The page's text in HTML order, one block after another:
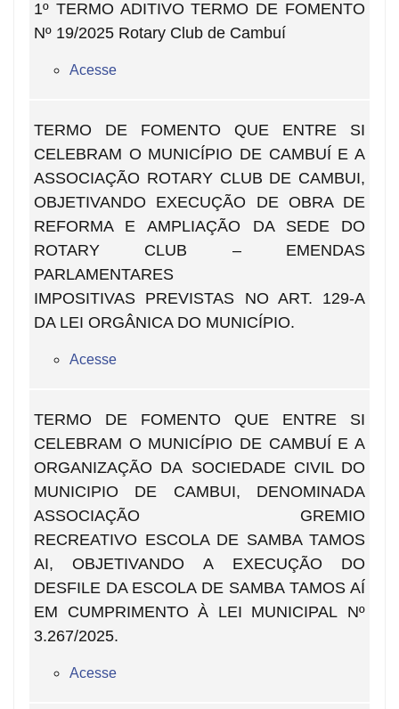
1º TERMO ADITIVO TERMO DE FOMENTO
Nº 19/2025 Rotary Club de Cambuí
Acesse
TERMO DE FOMENTO QUE ENTRE SI
CELEBRAM O MUNICÍPIO DE CAMBUÍ E A
ASSOCIAÇÃO ROTARY CLUB DE CAMBUI,
OBJETIVANDO EXECUÇÃO DE OBRA DE
REFORMA E AMPLIAÇÃO DA SEDE DO
ROTARY CLUB – EMENDAS
PARLAMENTARES
IMPOSITIVAS PREVISTAS NO ART. 129-A
DA LEI ORGÂNICA DO MUNICÍPIO.
Acesse
TERMO DE FOMENTO QUE ENTRE SI
CELEBRAM O MUNICÍPIO DE CAMBUÍ E A
ORGANIZAÇÃO DA SOCIEDADE CIVIL DO
MUNICIPIO DE CAMBUI, DENOMINADA
ASSOCIAÇÃO GREMIO
RECREATIVO ESCOLA DE SAMBA TAMOS
AI, OBJETIVANDO A EXECUÇÃO DO
DESFILE DA ESCOLA DE SAMBA TAMOS AÍ
EM CUMPRIMENTO À LEI MUNICIPAL Nº
3.267/2025.
Acesse